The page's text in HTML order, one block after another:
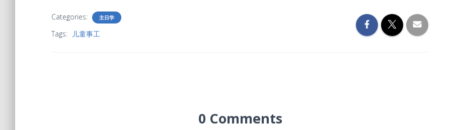
Categories: 主日学
Tags: 儿童事工
0 Comments